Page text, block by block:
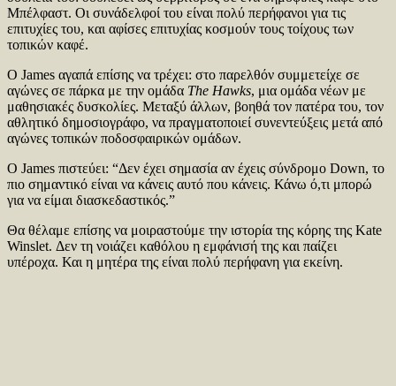
Μπέλφαστ. Οι συνάδελφοί του είναι πολύ περήφανοι για τις
επιτυχίες του, και αφίσες επιτυχίας κοσμούν τους τοίχους των
τοπικών καφέ.
Ο James αγαπά επίσης να τρέχει: στο παρελθόν συμμετείχε σε
αγώνες σε πάρκα με την ομάδα The Hawks, μια ομάδα νέων με
μαθησιακές δυσκολίες. Μεταξύ άλλων, βοηθά τον πατέρα του, τον
αθλητικό δημοσιογράφο, να πραγματοποιεί συνεντεύξεις μετά από
αγώνες τοπικών ποδοσφαιρικών ομάδων.
Ο James πιστεύει: “Δεν έχει σημασία αν έχεις σύνδρομο Down, το
πιο σημαντικό είναι να κάνεις αυτό που κάνεις. Κάνω ό,τι μπορώ
για να είμαι διασκεδαστικός.”
Θα θέλαμε επίσης να μοιραστούμε την ιστορία της κόρης της Kate
Winslet. Δεν τη νοιάζει καθόλου η εμφάνισή της και παίζει
υπέροχα. Και η μητέρα της είναι πολύ περήφανη για εκείνη.